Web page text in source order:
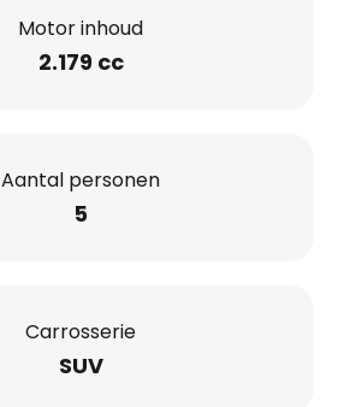
Motor inhoud
2.179 cc
Aantal personen
5
Carrosserie
SUV